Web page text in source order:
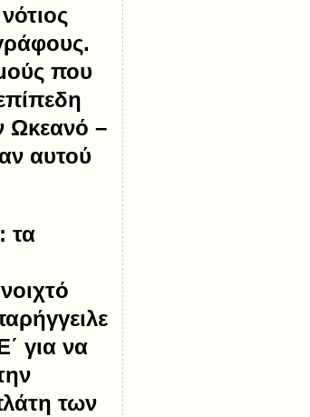
που
Ωκεανό –
αυτού
τα
για να
των